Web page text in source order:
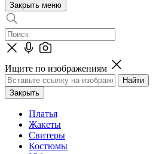
Закрыть меню
Ищите по изображениям
Закрыть
Платья
Жакеты
Свитеры
Костюмы